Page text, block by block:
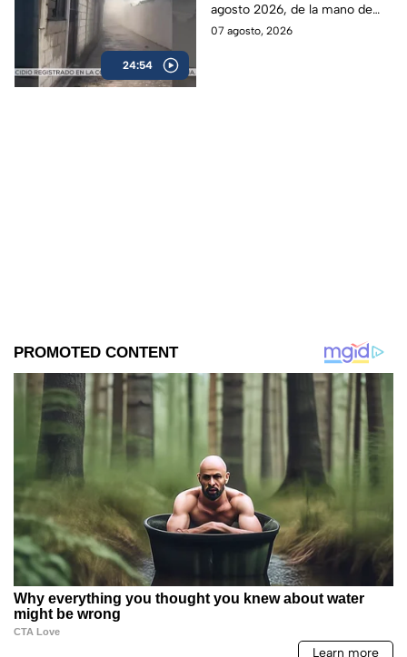
24:54
agosto 2026, de la mano de
Alexis Balbuena.
07 agosto, 2026